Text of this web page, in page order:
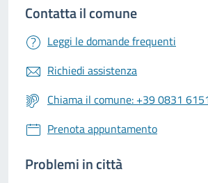
Contatta il comune
Leggi le domande frequenti
Richiedi assistenza
Chiama il comune: +39 0831
Prenota appuntamento
Problemi in città